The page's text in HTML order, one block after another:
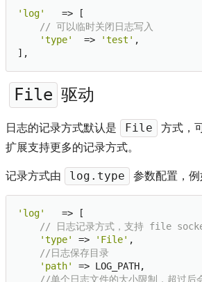
'log'
   => [
// 可以临时关闭日志写入
'type'
  =>
'test' ,
File 驱动
日志的记录方式默认是 File
方式，
扩展支持更多的记录方式。
记录方式由
log.type 参数配置，例
'log'
   => [
// 日志记录方式，支持 file
'type'
=> 'File' ,
//日志保存目录
'path'
=> LOG_PATH,
//单个日志文件的大小限制，超过后